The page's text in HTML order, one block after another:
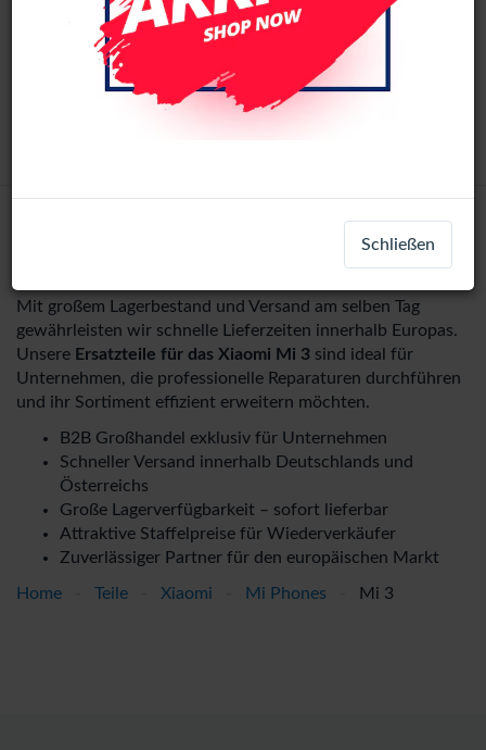
Frame (All Colors)
Mi 3
Mit großem Lagerbestand und Versand am selben Tag
gewährleisten wir schnelle Lieferzeiten innerhalb Europas.
Unsere Ersatzteile für das Xiaomi Mi 3 sind ideal für
Unternehmen, die professionelle Reparaturen durchführen
und ihr Sortiment effizient erweitern möchten.
B2B Großhandel exklusiv für Unternehmen
Schneller Versand innerhalb Deutschlands und
Österreichs
Große Lagerverfügbarkeit – sofort lieferbar
Attraktive Staffelpreise für Wiederverkäufer
Zuverlässiger Partner für den europäischen Markt
Home Teile Xiaomi Mi Phones Mi 3
Schließen